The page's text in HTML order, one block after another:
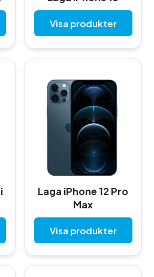
Visa produkter
Laga iPhone 12 Pro
Max
Visa produkter